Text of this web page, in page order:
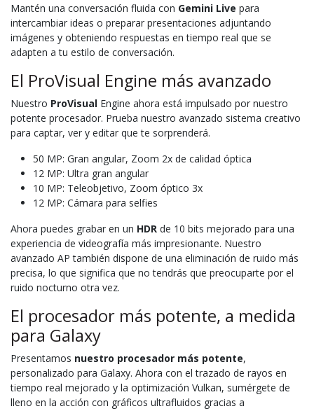
Mantén una conversación fluida con Gemini Live para
intercambiar ideas o preparar presentaciones adjuntando
imágenes y obteniendo respuestas en tiempo real que se
adapten a tu estilo de conversación.
El ProVisual Engine más avanzado
Nuestro ProVisual Engine ahora está impulsado por nuestro
potente procesador. Prueba nuestro avanzado sistema creativo
para captar, ver y editar que te sorprenderá.
50 MP: Gran angular, Zoom 2x de calidad óptica
12 MP: Ultra gran angular
10 MP: Teleobjetivo, Zoom óptico 3x
12 MP: Cámara para selfies
Ahora puedes grabar en un HDR de 10 bits mejorado para una
experiencia de videografía más impresionante. Nuestro
avanzado AP también dispone de una eliminación de ruido más
precisa, lo que significa que no tendrás que preocuparte por el
ruido nocturno otra vez.
El procesador más potente, a medida
para Galaxy
Presentamos nuestro procesador más potente,
personalizado para Galaxy. Ahora con el trazado de rayos en
tiempo real mejorado y la optimización Vulkan, sumérgete de
lleno en la acción con gráficos ultrafluidos gracias a